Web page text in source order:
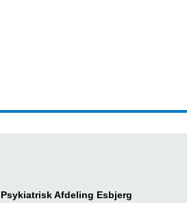
Psykiatrisk Afdeling Esbjerg